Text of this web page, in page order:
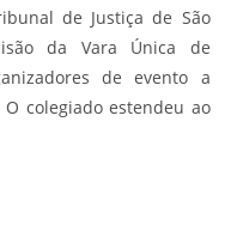
de Justiça de São
da Vara Única de
de evento a
colegiado estendeu ao